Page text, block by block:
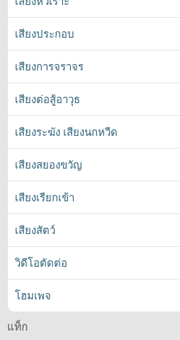
เสียงประกอบ
เสียงการจราจร
เสียงต่อสู้อาวุธ
เสียงระฆัง เสียงนกหวีด
เสียงสยองขวัญ
เสียงเรียกเข้า
เสียงสัตว์
วิดีโอตัดต่อ
โฮมเพจ
แท็ก